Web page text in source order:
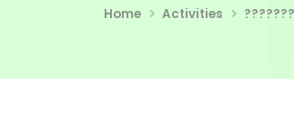
Home Activities